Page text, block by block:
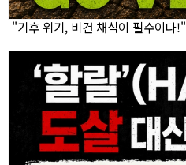
"기후 위기, 비건 채식이 필수이다!"